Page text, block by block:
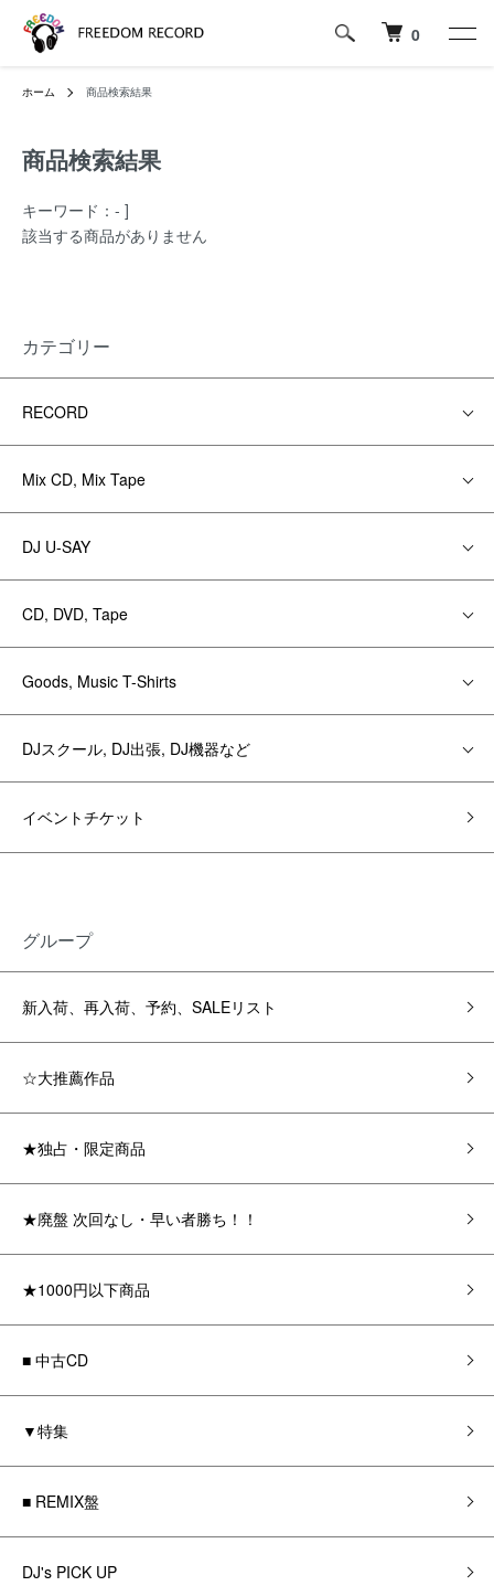
0
ホーム 商品検索結果
商品検索結果
キーワード：- ]
該当する商品がありません
カテゴリー
RECORD
Mix CD, Mix Tape
DJ U-SAY
CD, DVD, Tape
Goods, Music T-Shirts
DJスクール, DJ出張, DJ機器など
イベントチケット
グループ
新入荷、再入荷、予約、SALEリスト
☆大推薦作品
★独占・限定商品
★廃盤 次回なし・早い者勝ち！！
★1000円以下商品
■ 中古CD
▼特集
■ REMIX盤
DJ's PICK UP